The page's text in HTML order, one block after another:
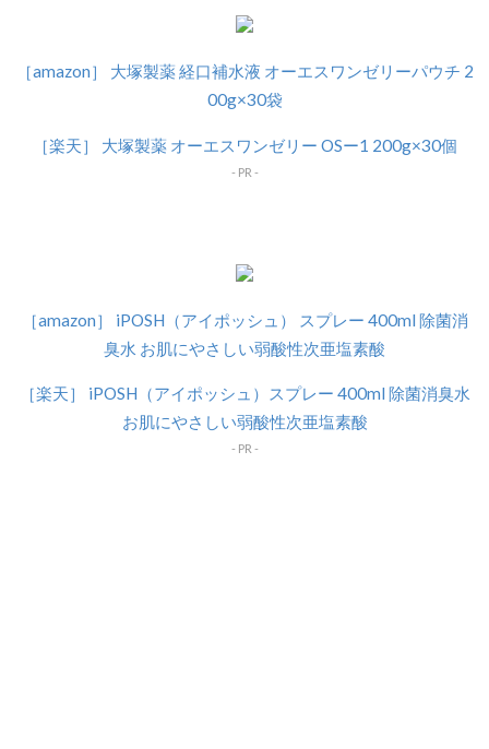
［amazon］ 大塚製薬 経口補水液 オーエスワンゼリーパウチ 2
00g×30袋
［楽天］ 大塚製薬 オーエスワンゼリー OSー1 200g×30個
［amazon］ iPOSH（アイポッシュ） スプレー 400ml 除菌消
臭水 お肌にやさしい弱酸性次亜塩素酸
［楽天］ iPOSH（アイポッシュ）スプレー 400ml 除菌消臭水
お肌にやさしい弱酸性次亜塩素酸